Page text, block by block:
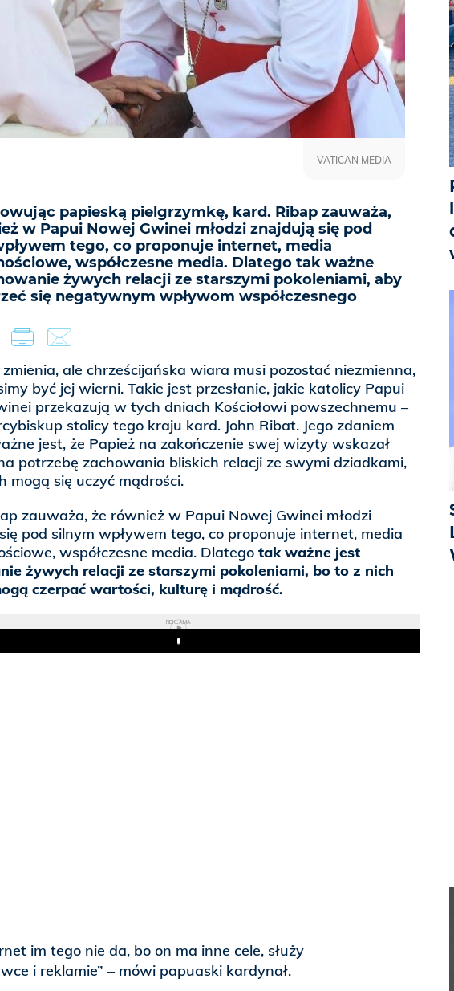
papieską pielgrzymkę, kard. Ribap zauważa,
w Papui Nowej Gwinei młodzi znajdują się pod
tego, co proponuje internet, media
współczesne media. Dlatego tak ważne
żywych relacji ze starszymi pokoleniami, aby
się negatywnym wpływom współczesnego
VATICAN MEDIA
ale chrześcijańska wiara musi pozostać niezmienna,
być jej wierni. Takie jest przesłanie, jakie katolicy Papui
przekazują w tych dniach Kościołowi powszechnemu –
stolicy tego kraju kard. John Ribat. Jego zdaniem
jest, że Papież na zakończenie swej wizyty wskazał
potrzebę zachowania bliskich relacji ze swymi dziadkami,
mogą się uczyć mądrości.
zauważa, że również w Papui Nowej Gwinei młodzi
pod silnym wpływem tego, co proponuje internet, media
współczesne media. Dlatego tak ważne jest
żywych relacji ze starszymi pokoleniami, bo to z nich
czerpać wartości, kulturę i mądrość.
REKLAMA
Play
im tego nie da, bo on ma inne cele, służy
i reklamie” – mówi papuaski kardynał.